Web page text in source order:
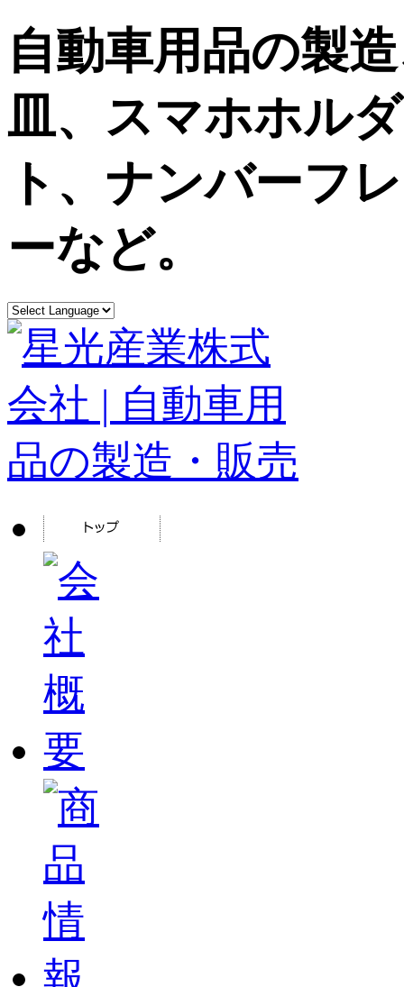
自動車用品の製
皿、スマホホル
ト、ナンバーフ
ーなど。